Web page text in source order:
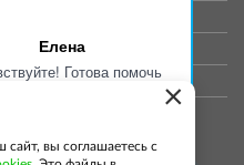
Елена
Готова помочь
Город Москва,
×
вы соглашаетесь с